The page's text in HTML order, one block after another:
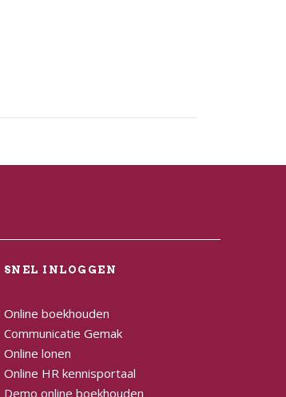
SNEL INLOGGEN
Online boekhouden
Communicatie Gemak
Online lonen
Online HR kennisportaal
Demo online boekhouden